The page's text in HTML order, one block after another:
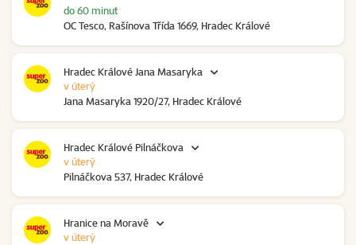
OC Tesco, Rašínova Třída 1669, Hradec Králové
do 60 minut
Hradec Králové Jana Masaryka
Jana Masaryka 1920/27, Hradec Králové
v úterý
Hradec Králové Pilnáčkova
Pilnáčkova 537, Hradec Králové
v úterý
Hranice na Moravě
v úterý